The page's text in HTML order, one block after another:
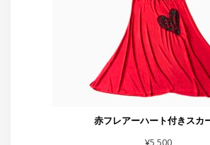
赤フレアーハート付きスカ